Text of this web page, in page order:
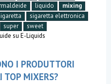
liquido
mixing
sigaretta elettronica
super
sweet
su E-Liquids
I PRODUTTORI
TOP MIXERS?